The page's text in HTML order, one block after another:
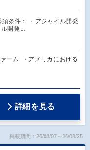
条件： ・アジャイル開発
ル開発…
ーム ・アメリカにおける
詳細を見る
掲載期間：26/08/07～26/08/25